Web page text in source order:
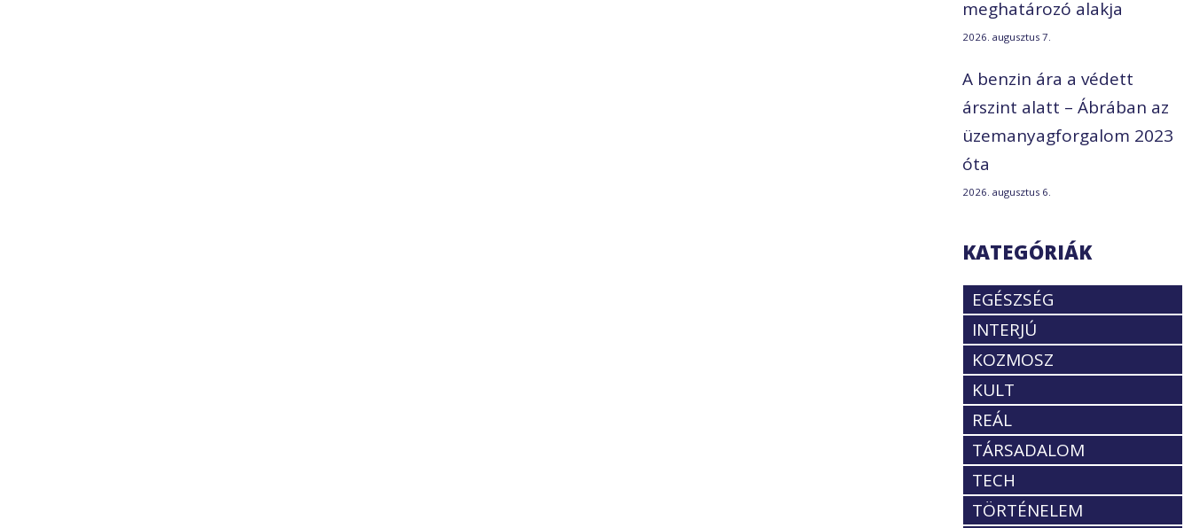
meghatározó alakja
2026. augusztus 7.
A benzin ára a védett
árszint alatt – Ábrában az
üzemanyagforgalom 2023
óta
2026. augusztus 6.
KATEGÓRIÁK
EGÉSZSÉG
INTERJÚ
KOZMOSZ
KULT
REÁL
TÁRSADALOM
TECH
TÖRTÉNELEM